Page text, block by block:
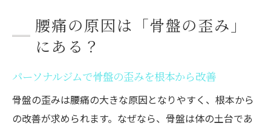
パーソナルトレーニングで姿勢改善の第一
歩
骨盤ケアが腰痛予防に効果的な理由を知る
骨盤の歪みで起こる腰痛のメカニズム
パーソナルジムで学ぶ骨盤歪みと腰痛の関
係
腰痛の原因は「骨盤の歪み」
にある？
パーソナルジムで骨盤の歪みを根本から改善
骨盤の歪みは腰痛の大きな原因となりやすく、根本から
の改善が求められます。なぜなら、骨盤は体の土台であ